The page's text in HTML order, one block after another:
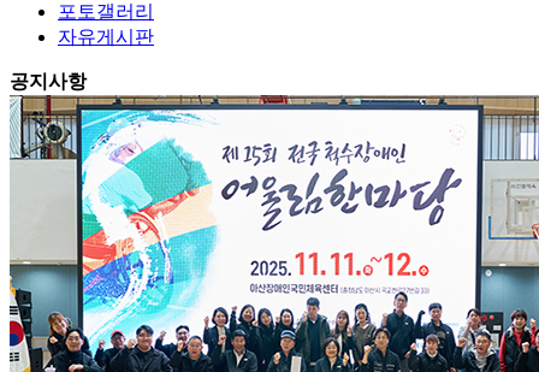
포토갤러리
자유게시판
공지사항